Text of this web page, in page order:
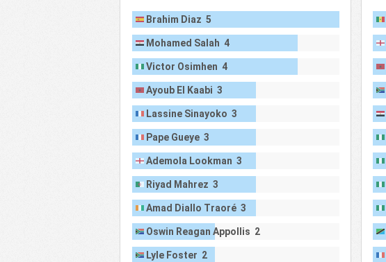
Brahim Diaz 5
Mohamed Salah 4
Victor Osimhen 4
Ayoub El Kaabi 3
Lassine Sinayoko 3
Pape Gueye 3
Ademola Lookman 3
Riyad Mahrez 3
Amad Diallo Traoré 3
Oswin Reagan Appollis 2
Lyle Foster 2